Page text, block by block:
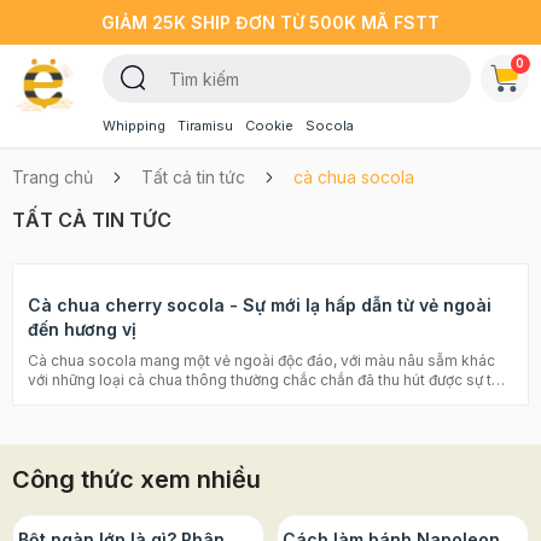
GIẢM 25K SHIP ĐƠN TỪ 500K MÃ FSTT
Whipping Tiramisu Cookie Socola
0
Trang chủ Tất cả tin tức cà chua socola
TẤT CẢ TIN TỨC
Cà chua cherry socola - Sự mới lạ hấp dẫn từ vẻ ngoài
đến hương vị
Cà chua socola mang một vẻ ngoài độc đáo, với màu nâu sẫm khác
với những loại cà chua thông thường chắc chắn đã thu hút được sự tò
- Bạn đã thử bao nhiêu món? Cà chua socola là gì? Cà chua
socola hay còn gọi là cà chua cherry socola, có nguồn gốc từ Hà lan,
được trồng theo tiêu chuẩn VietGap tại Đà Lạt. Loại quả này có hình
dáng tròn, đường kính vỏn vẹn 1.5cm và có lớp vỏ màu nâu bên ngoài
Công thức xem nhiều